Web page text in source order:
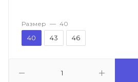
Размер — 40
40 43 46